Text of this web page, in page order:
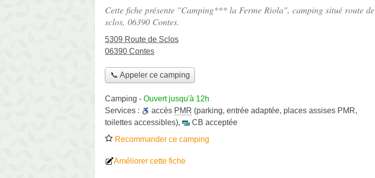
Cette fiche présente "Camping*** la Ferme Riola", camping situé route de
sclos, 06390 Contes.
5309 Route de Sclos
06390 Contes
📞 Appeler ce camping
Camping - Ouvert jusqu'à 12h
Services :
accès PMR (parking, entrée adaptée, places assises PMR,
toilettes accessibles),
CB acceptée
Recommander ce camping
Améliorer cette fiche